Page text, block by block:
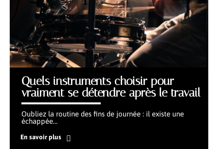
Quels instruments choisir pour
vraiment se détendre après le travail
Oubliez la routine des fins de journée : il existe une
échappée…
En savoir plus